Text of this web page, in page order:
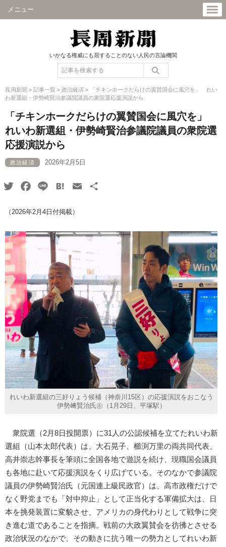
メニュー
いかなる権威にも屈することのない人民の言論機関
長周新聞 > 記事一覧 > 政治経済 >
「チキンホークだらけの翼賛国会に風穴を」 れい
わ新選組・伊勢崎賢治参議院議員の衆院選応援演説から
「チキンホークだらけの翼賛国会に風穴を」
れいわ新選組・伊勢崎賢治参議院議員の衆院選
応援演説から
政治経済 2026年2月5日
TwitterFacebook
Line HatenaEmail
（2026年2月4日付掲載）
れいわ新選組の三好りょう候補（神奈川15区）の応援演説をおこなう
伊勢﨑賢治氏㊧（1月29日、平塚駅）
衆院選（2月8日投開票）に31人の公認候補を立てたれいわ新
選組（山本太郎代表）は、大石晃子、櫛渕万里の両共同代表、
高井崇志幹事長を筆頭に全国各地で遊説を続け、現職国会議員
も各地に赴いて応援演説をくり広げている。そのなかで参議院
議員の伊勢崎賢治氏（元国連上級民政官）は、高市政権だけで
なく野党までも「対中抑止」として正当化する軍備拡大は、日
本を挑発装置に変貌させ、アメリカの身代わりとして戦争に突
き進む道であることを指摘。戦前の大政翼賛会を彷彿とさせる
政治状況のなかで、その動きに抗う唯一の勢力としてれいわ新